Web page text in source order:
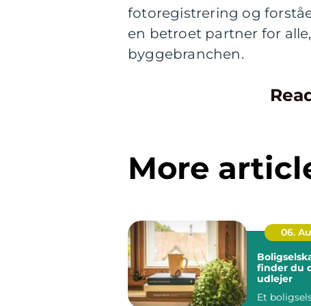
fotoregistrering og
en betroet partner for
byggebranchen.
More
06.
finder du
udlejer
Et